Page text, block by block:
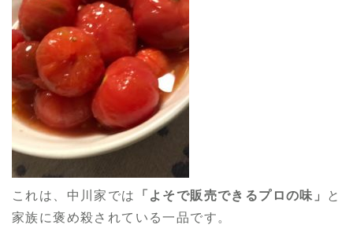
これは、中川家では 「よそで販売できるプロの味」
と
家族に褒め殺されている一品です。